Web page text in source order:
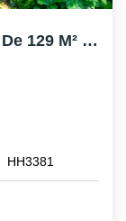
Maison Ancienne En Parfait État De 129 M² Sur Terrain De...
HH3381